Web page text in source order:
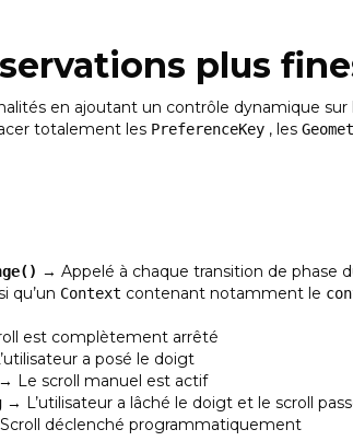
plus
en ajoutant un contrôle dynamique sur
totalement les PreferenceKey, les
→ Appelé à chaque transition de phase
qu’un Context contenant notamment le
est complètement arrêté
a posé le doigt
Le scroll manuel est actif
→ L’utilisateur a lâché le doigt et le scroll
déclenché programmatiquement